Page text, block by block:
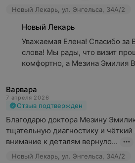
Новый Лекарь, ул. Энгельса, 34А/2
Новый Лекарь
Уважаемая Елена! Спасибо за
слова! Мы рады, что визит
комфортно, а Мезина Эмилия
Варвара
7 апреля 2026
Отзыв подтвержден
Благодарю доктора Мезину
тщательную диагностику и
внимание к деталям вернуло...
Новый Лекарь, ул. Энгельса, 34А/2